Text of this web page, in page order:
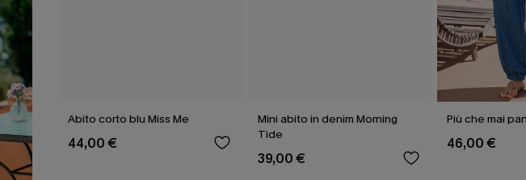
Abito corto blu Miss Me
44,00 €
Mini abito in denim Morning
Tide
39,00 €
Più che mai
46,00 €